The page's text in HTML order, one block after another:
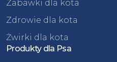
Zabawki dla kota
Zdrowie dla kota
Żwirki dla kota
Produkty dla Psa